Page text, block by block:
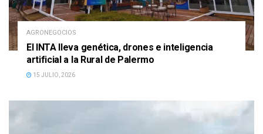
AGRONEGOCIOS
El INTA lleva genética, drones e inteligencia
artificial a la Rural de Palermo
15 JULIO, 2026